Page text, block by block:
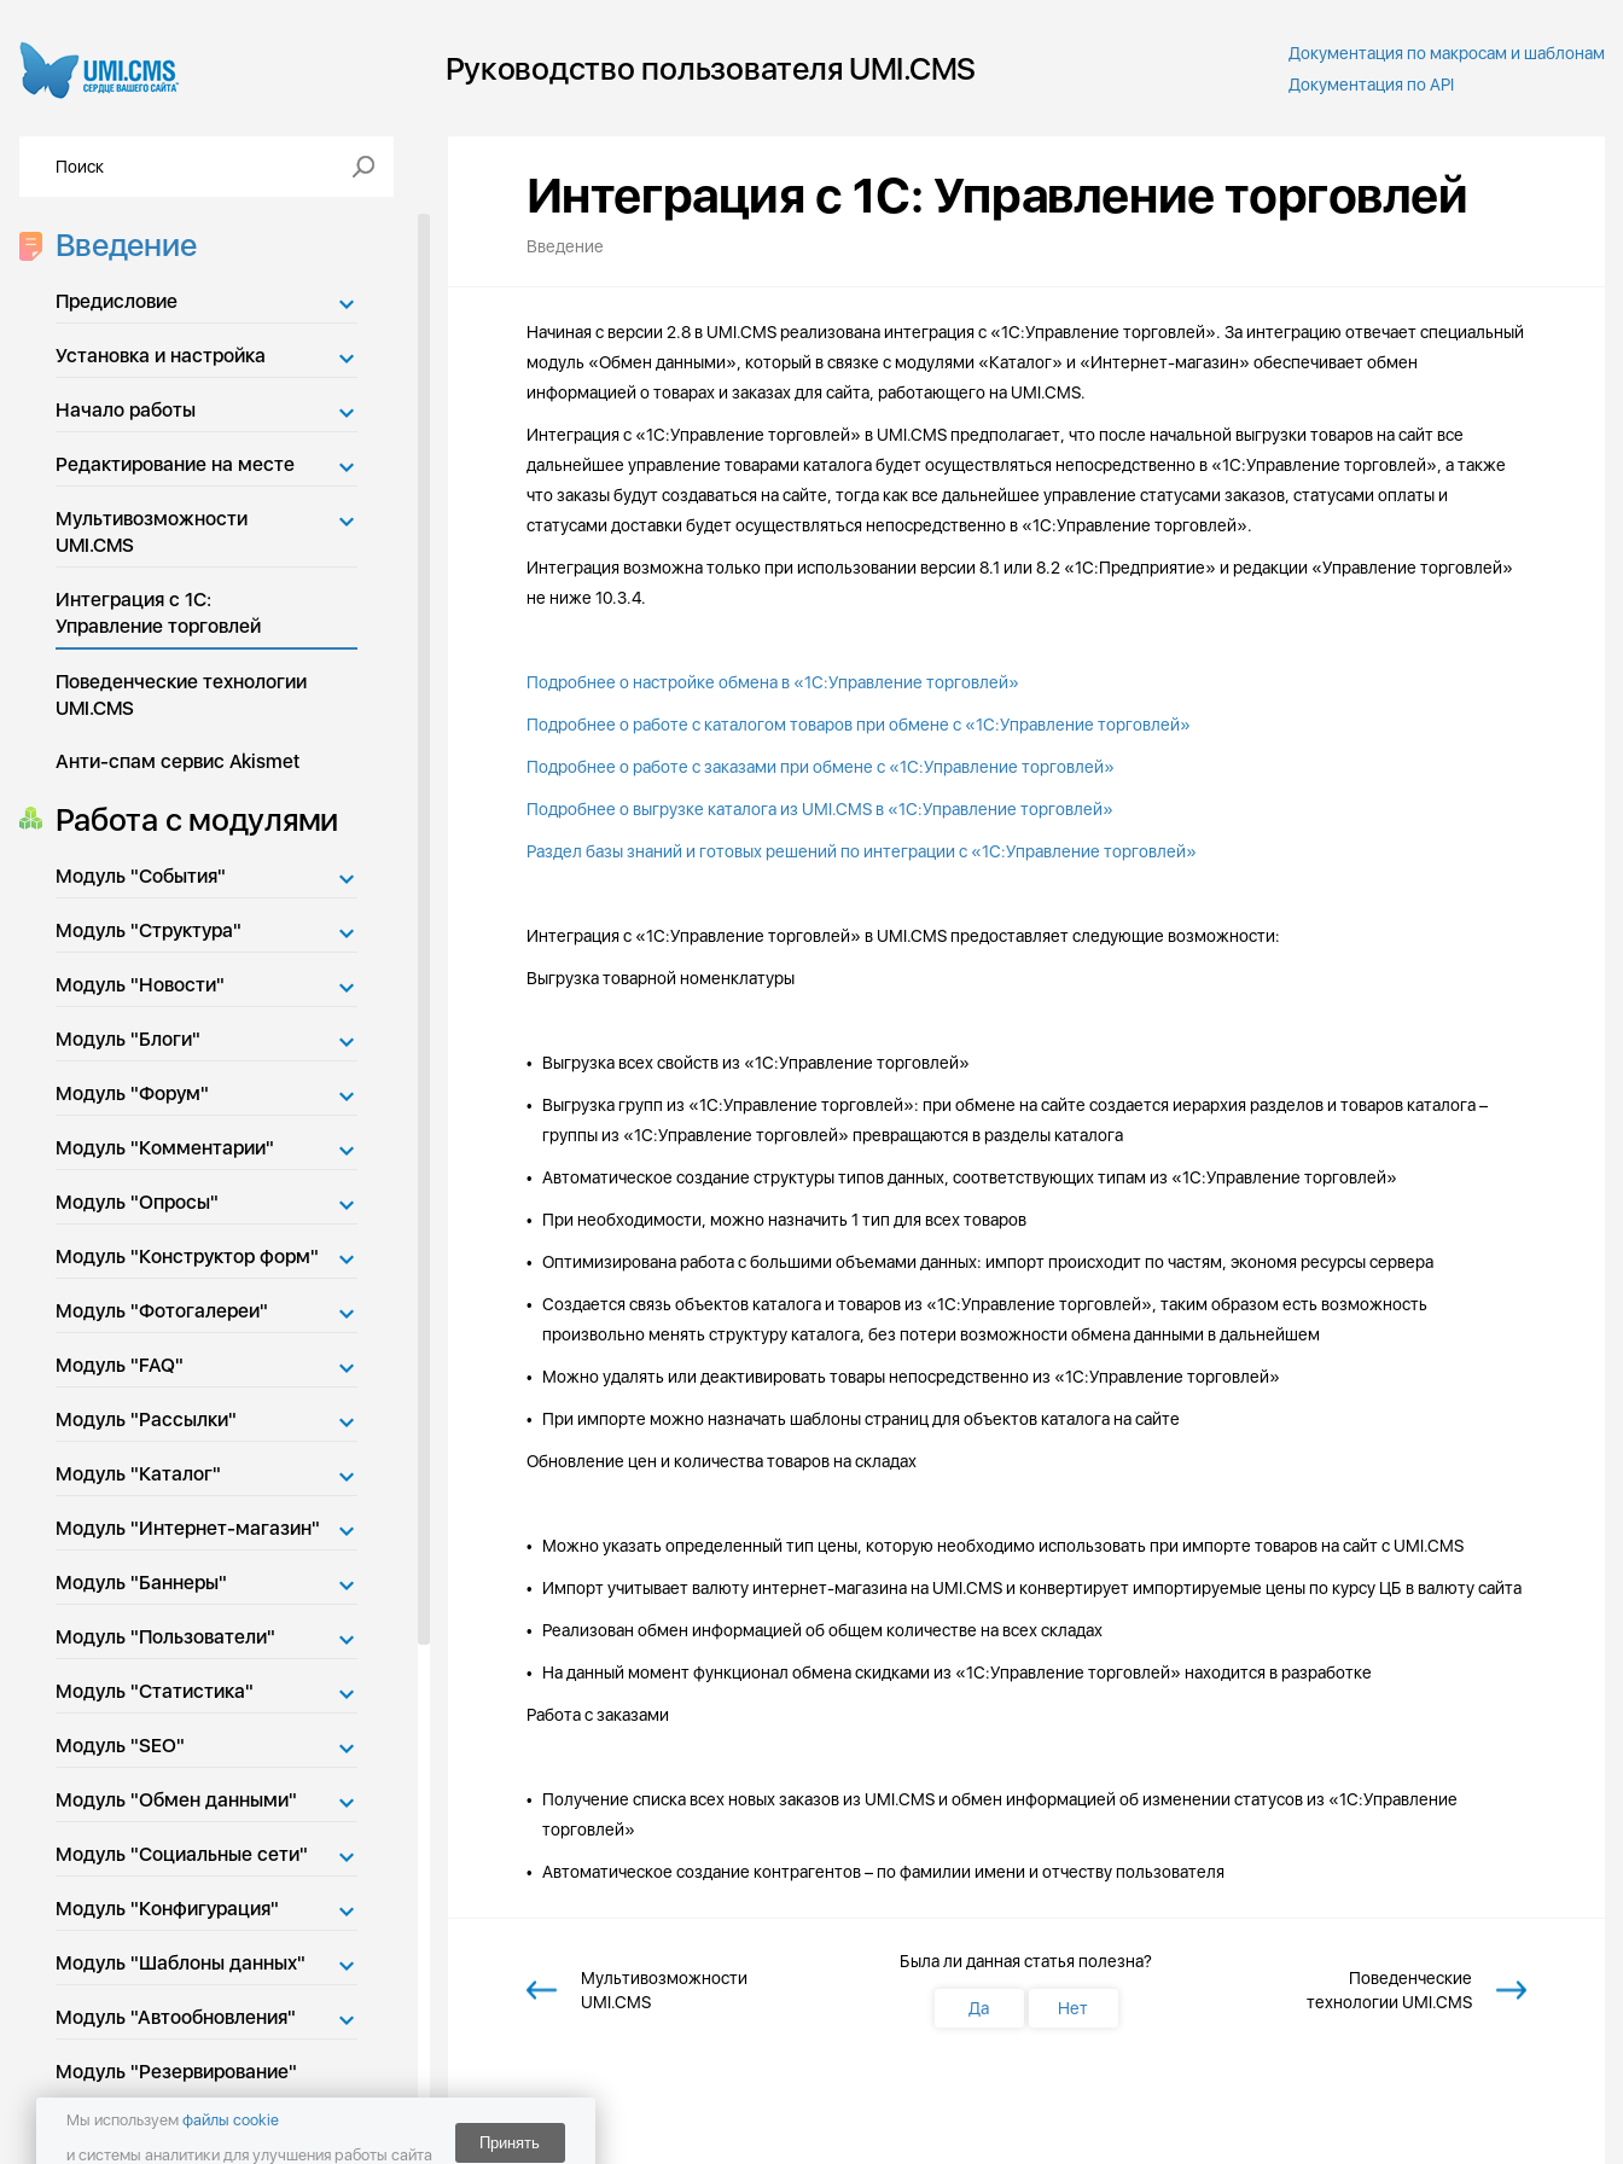
Руководство пользователя UMI.CMS
Документация по макросам и шаблонам
Документация по API
Введение
Предисловие
Установка и настройка
Начало работы
Редактирование на месте
Мультивозможности
UMI.CMS
Интеграция с 1С:
Управление торговлей
Поведенческие технологии
UMI.CMS
Анти-спам сервис Akismet
Работа с модулями
Модуль "События"
Модуль "Структура"
Модуль "Новости"
Модуль "Блоги"
Модуль "Форум"
Модуль "Комментарии"
Модуль "Опросы"
Модуль "Конструктор форм"
Модуль "Фотогалереи"
Модуль "FAQ"
Модуль "Рассылки"
Модуль "Каталог"
Модуль "Интернет-магазин"
Модуль "Баннеры"
Модуль "Пользователи"
Модуль "Статистика"
Модуль "SEO"
Модуль "Обмен данными"
Модуль "Социальные сети"
Модуль "Конфигурация"
Модуль "Шаблоны данных"
Модуль "Автообновления"
Модуль "Резервирование"
Модуль "Поиск"
Интеграция с 1С: Управление торговлей
Введение
Начиная с версии 2.8 в UMI.CMS реализована интеграция с «1С:Управление торговлей». За интеграцию отвечает специальный
модуль «Обмен данными», который в связке с модулями «Каталог» и «Интернет-магазин» обеспечивает обмен
информацией о товарах и заказах для сайта, работающего на UMI.CMS.
Интеграция с «1С:Управление торговлей» в UMI.CMS предполагает, что после начальной выгрузки товаров на сайт все
дальнейшее управление товарами каталога будет осуществляться непосредственно в «1С:Управление торговлей», а также
что заказы будут создаваться на сайте, тогда как все дальнейшее управление статусами заказов, статусами оплаты и
статусами доставки будет осуществляться непосредственно в «1С:Управление торговлей».
Интеграция возможна только при использовании версии 8.1 или 8.2 «1С:Предприятие» и редакции «Управление торговлей»
не ниже 10.3.4.
Подробнее о настройке обмена в «1С:Управление торговлей»
Подробнее о работе с каталогом товаров при обмене с «1С:Управление торговлей»
Подробнее о работе с заказами при обмене с «1С:Управление торговлей»
Подробнее о выгрузке каталога из UMI.CMS в «1С:Управление торговлей»
Раздел базы знаний и готовых решений по интеграции с «1С:Управление торговлей»
Интеграция с «1С:Управление торговлей» в UMI.CMS предоставляет следующие возможности:
Выгрузка товарной номенклатуры
• Выгрузка всех свойств из «1С:Управление торговлей»
•
Выгрузка групп из «1С:Управление торговлей»: при обмене на сайте создается иерархия разделов и товаров каталога –
группы из «1С:Управление торговлей» превращаются в разделы каталога
• Автоматическое создание структуры типов данных, соответствующих типам из «1С:Управление торговлей»
• При необходимости, можно назначить 1 тип для всех товаров
• Оптимизирована работа с большими объемами данных: импорт происходит по частям, экономя ресурсы сервера
• Создается связь объектов каталога и товаров из «1С:Управление торговлей», таким образом есть возможность
произвольно менять структуру каталога, без потери возможности обмена данными в дальнейшем
• Можно удалять или деактивировать товары непосредственно из «1С:Управление торговлей»
• При импорте можно назначать шаблоны страниц для объектов каталога на сайте
Обновление цен и количества товаров на складах
• Можно указать определенный тип цены, которую необходимо использовать при импорте товаров на сайт с UMI.CMS
• Импорт учитывает валюту интернет-магазина на UMI.CMS и конвертирует импортируемые цены по курсу ЦБ в валюту сайта
• Реализован обмен информацией об общем количестве на всех складах
• На данный момент функционал обмена скидками из «1С:Управление торговлей» находится в разработке
Работа с заказами
•
Получение списка всех новых заказов из UMI.CMS и обмен информацией об изменении статусов из «1С:Управление
торговлей»
• Автоматическое создание контрагентов – по фамилии имени и отчеству пользователя
Поведенческие
технологии UMI.CMS
Была ли данная статья полезна?
Мультивозможности
UMI.CMS
Мы используемфайлы cookie
и системы аналитики для улучшения работы сайта
Принять